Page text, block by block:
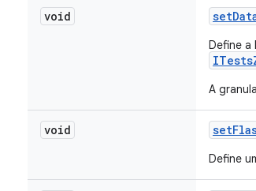
void set
Define a
A
void set
Define